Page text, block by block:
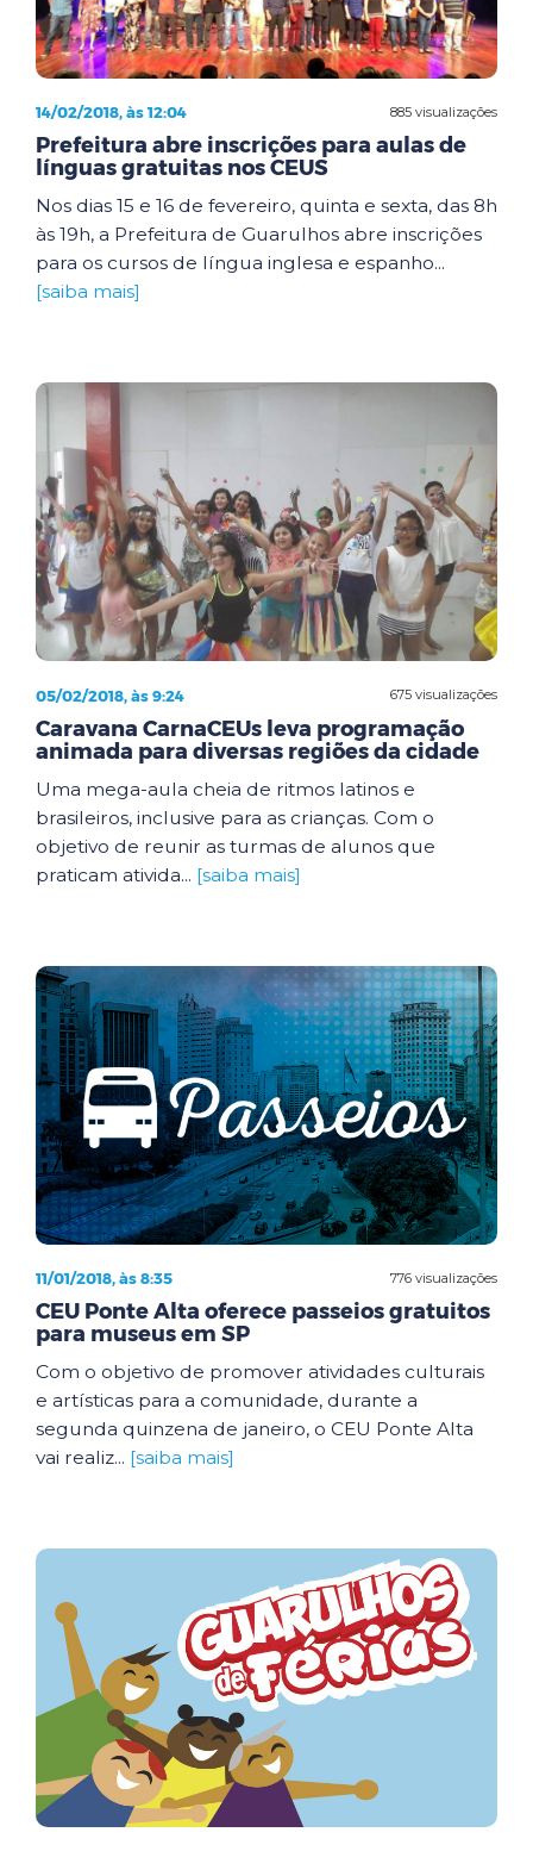
885 visualizações
14/02/2018, às 12:04
Prefeitura abre inscrições para aulas de
línguas gratuitas nos CEUS
Nos dias 15 e 16 de fevereiro, quinta e sexta, das 8h
às 19h, a Prefeitura de Guarulhos abre inscrições
para os cursos de língua inglesa e espanho...
[saiba mais]
675 visualizações
05/02/2018, às 9:24
Caravana CarnaCEUs leva programação
animada para diversas regiões da cidade
Uma mega-aula cheia de ritmos latinos e
brasileiros, inclusive para as crianças. Com o
objetivo de reunir as turmas de alunos que
praticam ativida... [saiba mais]
776 visualizações
11/01/2018, às 8:35
CEU Ponte Alta oferece passeios gratuitos
para museus em SP
Com o objetivo de promover atividades culturais
e artísticas para a comunidade, durante a
segunda quinzena de janeiro, o CEU Ponte Alta
vai realiz... [saiba mais]